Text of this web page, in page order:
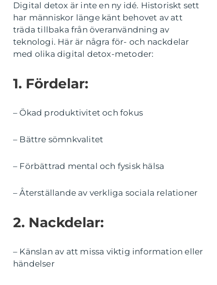
Digital detox är inte en ny idé. Historiskt sett
har människor länge känt behovet av att
träda tillbaka från överanvändning av
teknologi. Här är några för- och nackdelar
med olika digital detox-metoder:
1. Fördelar:
– Ökad produktivitet och fokus
– Bättre sömnkvalitet
– Förbättrad mental och fysisk hälsa
– Återställande av verkliga sociala relationer
2. Nackdelar:
– Känslan av att missa viktig information eller
händelser